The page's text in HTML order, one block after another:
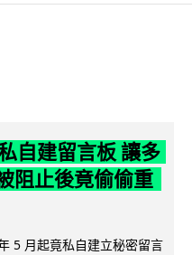
自建留言板 讓多
阻止後竟偷偷重
5 月起竟私自建立秘密留言